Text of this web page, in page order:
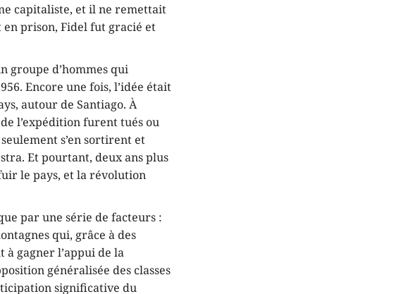
capitaliste, et il ne remettait
prison, Fidel fut gracié et
groupe d’hommes qui
Encore une fois, l’idée était
autour de Santiago. À
l’expédition furent tués ou
s’en sortirent et
Et pourtant, deux ans plus
le pays, et la révolution
par une série de facteurs :
qui, grâce à des
gagner l’appui de la
généralisée des classes
significative du